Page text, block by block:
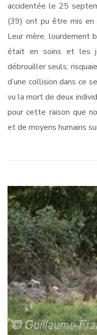
accidentée le 25
(39) ont pu être mis en
Leur mère, lourdement
était en soins et les
débrouiller seuls,
d’une collision dans ce
vu la mort de deux
pour cette raison que
et de moyens humains